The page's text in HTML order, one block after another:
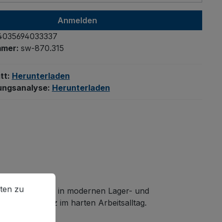
Anmelden
sw-870.315
Herunterladen
Herunterladen
Gitterboxen
in modernen Lager- und
Einsatz im harten Arbeitsalltag.
zu können.
Mehr Informationen ...
zu